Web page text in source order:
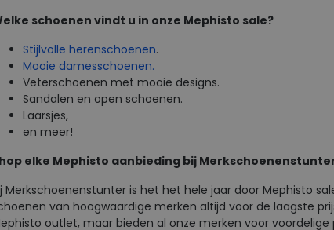
schoenen vindt u in onze Mephisto sale?
Stijlvolle herenschoenen.
Mooie damesschoenen.
Veterschoenen met mooie designs.
Sandalen en open schoenen.
Laarsjes,
en meer!
elke Mephisto aanbieding bij
Merkschoenenstunter is het het hele jaar door Mephisto
van hoogwaardige merken altijd voor de laagste
outlet, maar bieden al onze merken voor voordelige